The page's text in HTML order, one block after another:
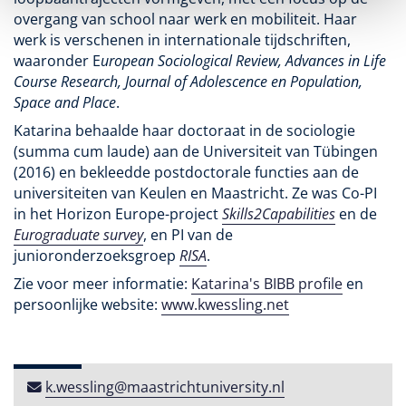
overgang van school naar werk en mobiliteit. Haar
werk is verschenen in internationale tijdschriften,
waaronder European Sociological Review, Advances in Life
Course Research, Journal of Adolescence en Population,
Space and Place.
Katarina behaalde haar doctoraat in de sociologie
(summa cum laude) aan de Universiteit van Tübingen
(2016) en bekleedde postdoctorale functies aan de
universiteiten van Keulen en Maastricht. Ze was Co-PI
in het Horizon Europe-projectSkills2Capabilities en de
Eurograduate survey, en PI van de
junioronderzoeksgroep RISA.
Zie voor meer informatie: Katarina's BIBB profile en
persoonlijke website: www.kwessling.net
k​.​wessling​@​maastricht​university​​.​nl